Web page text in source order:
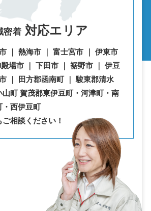
密着対応エリア
｜ 熱海市 ｜ 富士宮市 ｜ 伊東市
殿場市 ｜ 下田市 ｜ 裾野市 ｜ 伊豆
｜ 田方郡函南町 ｜ 駿東郡清水
山町 賀茂郡東伊豆町・河津町・南
・西伊豆町
相談ください！